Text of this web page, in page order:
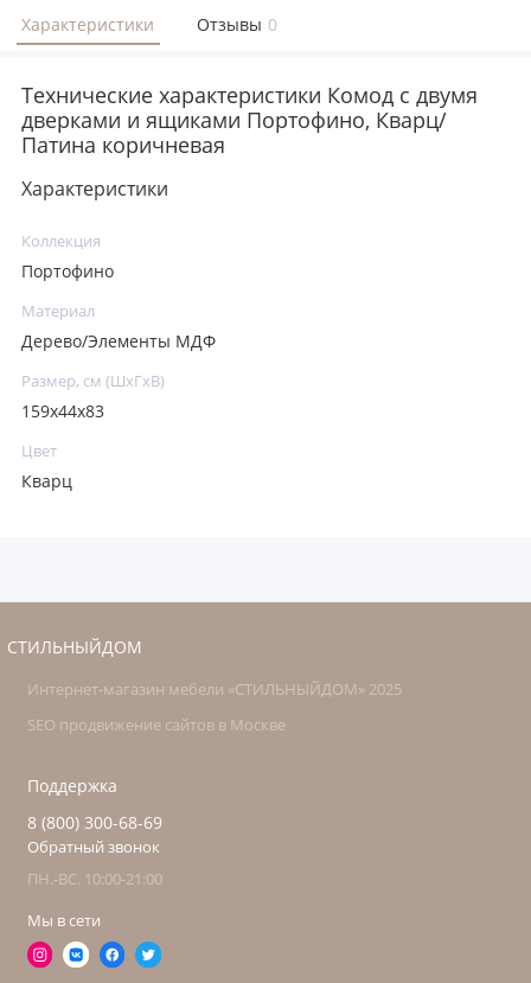
Характеристики Отзывы 0
Технические характеристики Комод с двумя
дверками и ящиками Портофино, Кварц/
Патина коричневая
Характеристики
Коллекция
Портофино
Материал
Дерево/Элементы МДФ
Размер, см (ШхГхВ)
159х44х83
Цвет
Кварц
СТИЛЬНЫЙДОМ
Интернет-магазин мебели «СТИЛЬНЫЙДОМ» 2025
SEO продвижение сайтов в Москве
Поддержка
8 (800) 300-68-69
Обратный звонок
ПН.-ВС. 10:00-21:00
Мы в сети